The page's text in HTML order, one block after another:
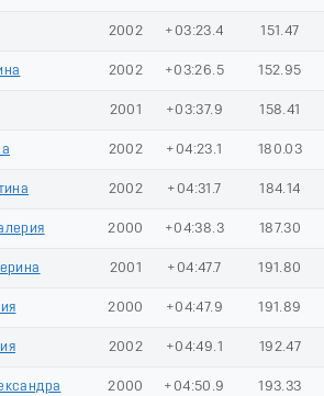
2002 +03:23.4 151.47
2002 +03:26.5 152.95
2001 +03:37.9 158.41
2002 +04:23.1 180.03
2002 +04:31.7 184.14
2000 +04:38.3 187.30
2001 +04:47.7 191.80
2000 +04:47.9 191.89
2002 +04:49.1 192.47
2000 +04:50.9 193.33